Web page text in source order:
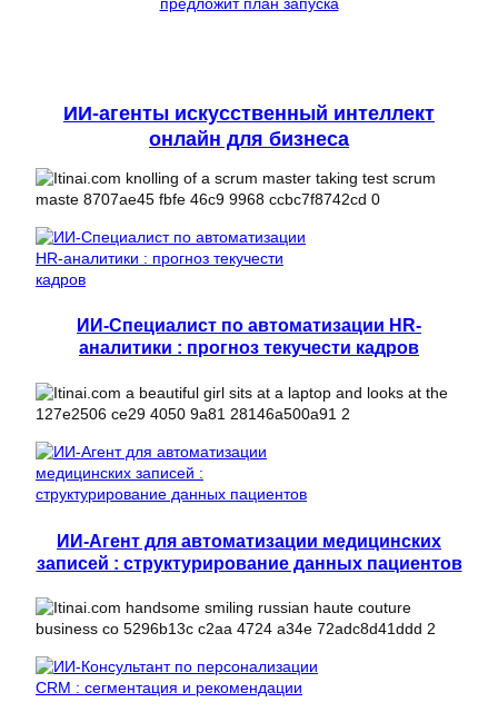
ИИ-агенты искусственный интеллект
онлайн для бизнеса
ИИ-Специалист по автоматизации HR-
аналитики : прогноз текучести кадров
ИИ-Агент для автоматизации медицинских
записей : структурирование данных пациентов